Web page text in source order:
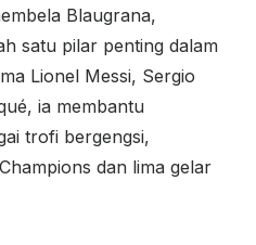
Blaugrana,
satu pilar penting dalam
Lionel Messi, Sergio
ia membantu
trofi bergengsi,
dan lima gelar